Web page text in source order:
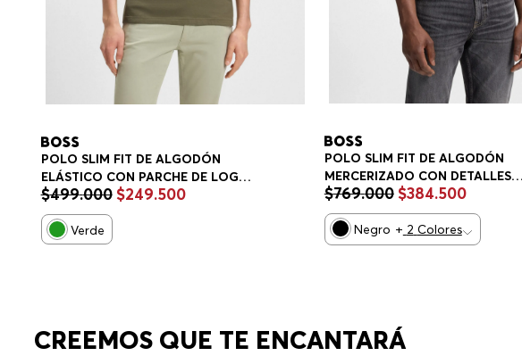
POLO SLIM FIT DE ALGODÓN
ELÁSTICO CON PARCHE DE LOGO
POLO SLIM FIT HOMBRE
$499.000 $249.500
Verde
POLO SLIM FIT DE ALGODÓN
MERCERIZADO CON DETALLES
ESTRUCTURADOS POLO SLIM FIT
HOMBRE
$769.000 $384.500
Negro + 2 Colores
CREEMOS QUE TE ENCANTARÁ